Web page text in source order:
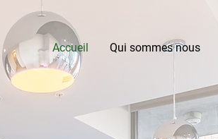
Accueil Qui sommes nous